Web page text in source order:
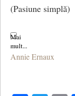
(Pasiune simplă)
Annie Ernaux